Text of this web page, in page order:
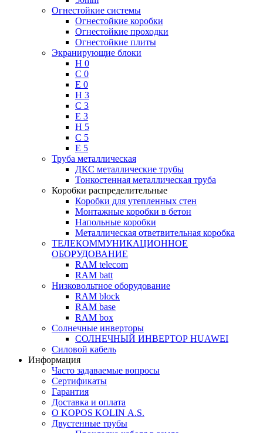
Огнестойкие системы
Огнестойкие коробки
Огнестойкие проходки
Огнестойкие плиты
Экранирующие блоки
H 0
C 0
E 0
H 3
C 3
E 3
H 5
C 5
E 5
Труба металлическая
ДКС металлические трубы
Тонкостенная металлическая труба
Коробки распределительные
Коробки для утепленных стен
Монтажные коробки в бетон
Напольные коробки
Металлическая ответвительная коробка
ТЕЛЕКОММУНИКАЦИОННОЕ
ОБОРУДОВАНИЕ
RAM telecom
RAM batt
Низковольтное оборудование
RAM block
RAM base
RAM box
Солнечные инверторы
СОЛНЕЧНЫЙ ИНВЕРТОР HUAWEI
Силовой кабель
Информация
Часто задаваемые вопросы
Сертификаты
Гарантия
Доставка и оплата
О KOPOS KOLIN А.S.
Двустенные трубы